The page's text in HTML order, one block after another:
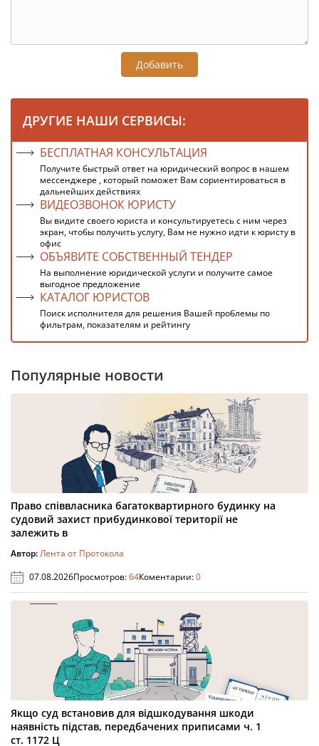
Добавить
ДРУГИЕ НАШИ СЕРВИСЫ:
БЕСПЛАТНАЯ КОНСУЛЬТАЦИЯ
Получите быстрый ответ на юридический вопрос в нашем
мессенджере , который поможет Вам сориентироваться в
дальнейших действиях
ВИДЕОЗВОНОК ЮРИСТУ
Вы видите своего юриста и консультируетесь с ним через
экран, чтобы получить услугу, Вам не нужно идти к юристу в
офис
ОБЪЯВИТЕ СОБСТВЕННЫЙ ТЕНДЕР
На выполнение юридической услуги и получите самое
выгодное предложение
КАТАЛОГ ЮРИСТОВ
Поиск исполнителя для решения Вашей проблемы по
фильтрам, показателям и рейтингу
Популярные новости
Право співвласника багатоквартирного будинку на
судовий захист прибудинкової території не
залежить в
Автор:Лента от Протокола
07.08.2026Просмотров:64Коментарии:0
Якщо суд встановив для відшкодування шкоди
наявність підстав, передбачених приписами ч. 1
ст. 1172 Ц